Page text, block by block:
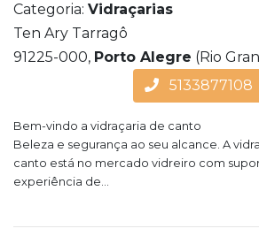
Categoria: Vidraçarias
Ten Ary Tarragô
91225-000, Porto Alegre (Rio
5133877108
Bem-vindo a vidraçaria de canto
Beleza e segurança ao seu alcance. A
canto está no mercado vidreiro com
experiência de...